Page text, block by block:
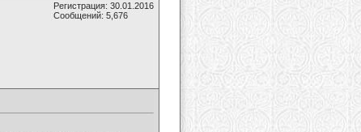
Регистрация: 30.01.2016
Сообщений: 5,676